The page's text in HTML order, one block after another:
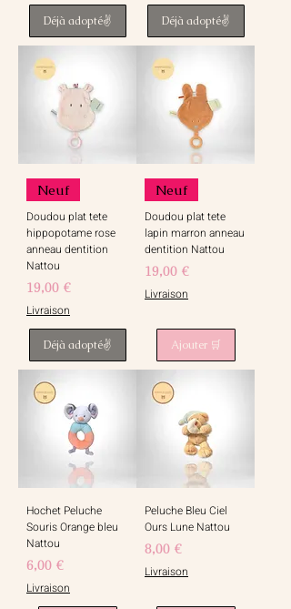
Déjà adopté✌️ Déjà adopté✌️
Neuf
Doudou plat tete
hippopotame rose
anneau dentition
Nattou
Prix
19,00 €
Livraison
Déjà adopté✌️
Neuf
Doudou plat tete
lapin marron anneau
dentition Nattou
Prix
19,00 €
Livraison
Ajouter 🛒
Hochet Peluche
Souris Orange bleu
Nattou
Prix
6,00 €
Livraison
Peluche Bleu Ciel
Ours Lune Nattou
Prix
8,00 €
Livraison